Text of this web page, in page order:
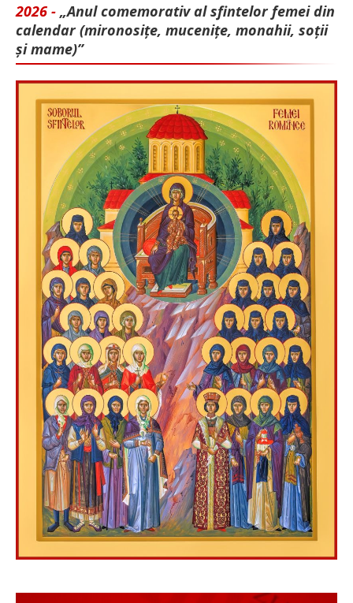
2026 - „Anul comemorativ al sfintelor femei din
calendar (mironosițe, mu­cenițe, monahii, soții
și mame)”